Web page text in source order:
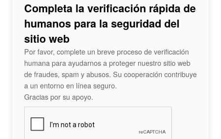
Completa la verificación rápida de
humanos para la seguridad del
sitio web
Por favor, complete un breve proceso de verificación
humana para ayudarnos a proteger nuestro sitio web
de fraudes, spam y abusos. Su cooperación contribuye
a un entorno en línea seguro.
Gracias por su apoyo.